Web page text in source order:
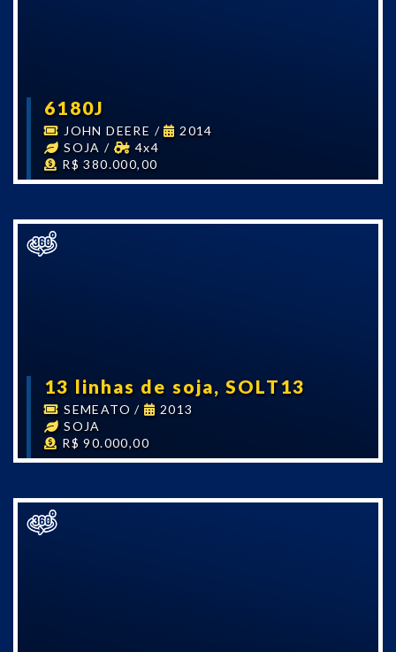
6180J
JOHN DEERE /
2014
SOJA /
4x4
R$ 380.000,00
13 linhas de soja, SOLT13
SEMEATO /
2013
SOJA
R$ 90.000,00